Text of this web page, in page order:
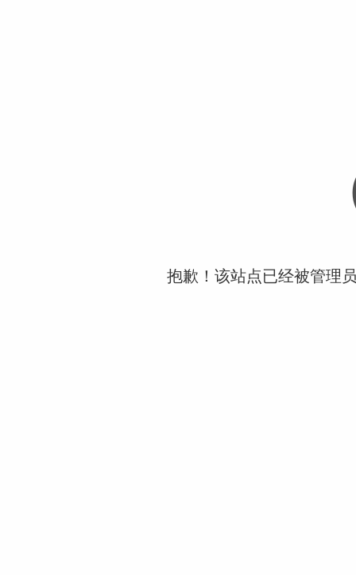
抱歉！该站点已经被管理